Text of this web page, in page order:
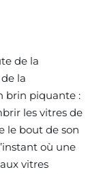
de la
la
brin piquante :
les vitres de
le bout de son
où une
vitres